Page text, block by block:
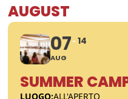
AUGUST
07
AUG
14
SUMMER
LUOGO:ALL'APERTO